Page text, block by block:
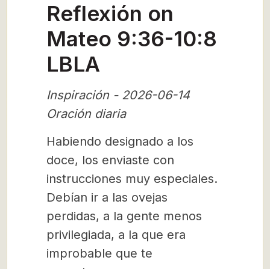
Reflexión on
Mateo 9:36-10:8
LBLA
Inspiración - 2026-06-14
Oración diaria
Habiendo designado a los
doce, los enviaste con
instrucciones muy especiales.
Debían ir a las ovejas
perdidas, a la gente menos
privilegiada, a la que era
improbable que te